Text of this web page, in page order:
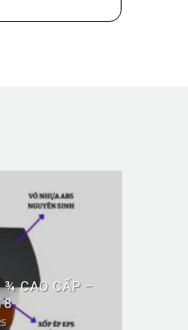
¾ CAO CẤP –